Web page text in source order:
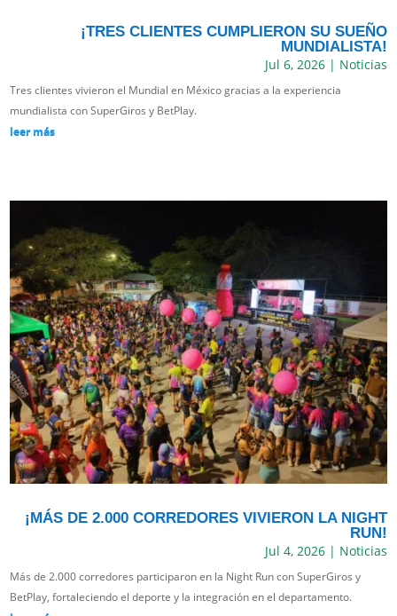
¡TRES CLIENTES CUMPLIERON SU SUEÑO
MUNDIALISTA!
Jul 6, 2026| Noticias
Tres clientes vivieron el Mundial en México gracias a la experiencia
mundialista con SuperGiros y BetPlay.
leer más
¡MÁS DE 2.000 CORREDORES VIVIERON LA NIGHT
RUN!
Jul 4, 2026| Noticias
Más de 2.000 corredores participaron en la Night Run con SuperGiros y
BetPlay, fortaleciendo el deporte y la integración en el departamento.